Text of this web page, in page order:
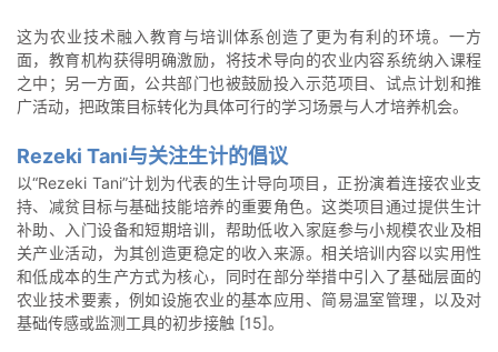
这为农业技术融入教育与培训体系创造了更为有利的环境。一方
面，教育机构获得明确激励，将技术导向的农业内容系统纳入课程
之中；另一方面，公共部门也被鼓励投入示范项目、试点计划和推
广活动，把政策目标转化为具体可行的学习场景与人才培养机会。
Rezeki Tani与关注生计的倡议
以“Rezeki Tani”计划为代表的生计导向项目，正扮演着连接农业支
持、减贫目标与基础技能培养的重要角色。这类项目通过提供生计
补助、入门设备和短期培训，帮助低收入家庭参与小规模农业及相
关产业活动，为其创造更稳定的收入来源。相关培训内容以实用性
和低成本的生产方式为核心，同时在部分举措中引入了基础层面的
农业技术要素，例如设施农业的基本应用、简易温室管理，以及对
基础传感或监测工具的初步接触 [15]。